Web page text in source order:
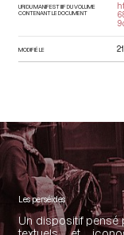
URI DU MANIFEST IIIF DU VOLUME
CONTENANT LE DOCUMENT
MODIFIÉ LE
Les perséides
Un dispositif pensé